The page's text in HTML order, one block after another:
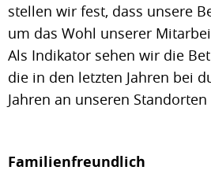
stellen wir fest, dass unsere
um das Wohl unserer
Als Indikator sehen wir die
die in den letzten Jahren bei
Jahren an unseren
Familienfreundlich